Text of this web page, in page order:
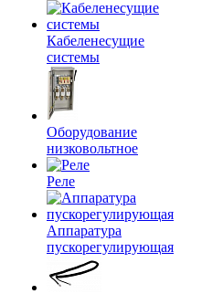
Кабеленесущие
системы
Оборудование
низковольтное
Реле
Аппаратура
пускорегулирующая